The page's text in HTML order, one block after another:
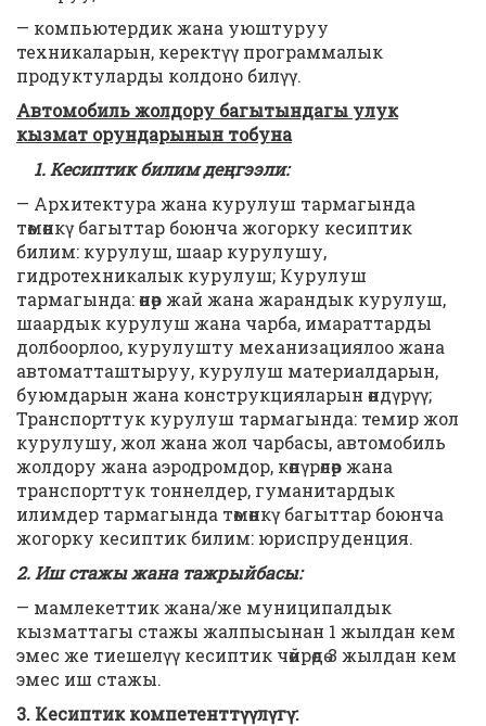
— компьютердик жана уюштуруу
техникаларын, керектүү программалык
продуктуларды колдоно билүү.
Автомобиль жолдору багытындагы улук
кызмат орундарынын тобуна
1. Кесиптик билим деңгээли:
— Архитектура жана курулуш тармагында
төмөнкү багыттар боюнча жогорку кесиптик
билим: курулуш, шаар курулушу,
гидротехникалык курулуш; Курулуш
тармагында: өнөр жай жана жарандык курулуш,
шаардык курулуш жана чарба, имараттарды
долбоорлоо, курулушту механизациялоо жана
автоматташтыруу, курулуш материалдарын,
буюмдарын жана конструкцияларын өндүрүү;
Транспорттук курулуш тармагында: темир жол
курулушу, жол жана жол чарбасы, автомобиль
жолдору жана аэродромдор, көпүрөлөр жана
транспорттук тоннелдер, гуманитардык
илимдер тармагында төмөнкү багыттар боюнча
жогорку кесиптик билим: юриспруденция.
2. Иш стажы жана тажрыйбасы:
— мамлекеттик жана/же муниципалдык
кызматтагы стажы жалпысынан 1 жылдан кем
эмес же тиешелүү кесиптик чөйрөдө 3 жылдан кем
эмес иш стажы.
3. Кесиптик компетенттүүлүгү: